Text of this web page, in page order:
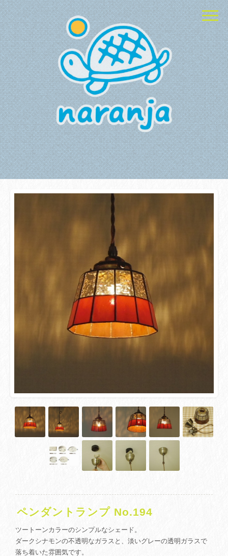
ペンダントランプ No.194
ツートーンカラーのシンプルなシェード。
ダークシナモンの不透明なガラスと、淡いグレーの透明ガラスで
落ち着いた雰囲気です。